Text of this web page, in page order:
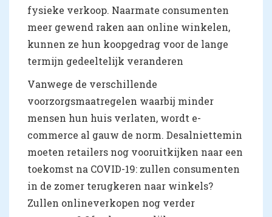
fysieke verkoop. Naarmate consumenten
meer gewend raken aan online winkelen,
kunnen ze hun koopgedrag voor de lange
termijn gedeeltelijk veranderen
Vanwege de verschillende
voorzorgsmaatregelen waarbij minder
mensen hun huis verlaten, wordt e-
commerce al gauw de norm. Desalniettemin
moeten retailers nog vooruitkijken naar een
toekomst na COVID-19: zullen consumenten
in de zomer terugkeren naar winkels?
Zullen onlineverkopen nog verder